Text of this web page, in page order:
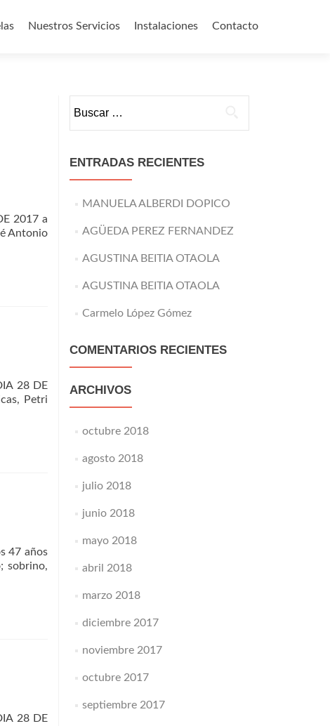
Nuestros Servicios Instalaciones Contacto
2017 a
Antonio
28 DE
Petri
47 años
sobrino,
28 DE
ENTRADAS RECIENTES
MANUELA ALBERDI DOPICO
AGÜEDA PEREZ FERNANDEZ
AGUSTINA BEITIA OTAOLA
AGUSTINA BEITIA OTAOLA
Carmelo López Gómez
COMENTARIOS RECIENTES
ARCHIVOS
octubre 2018
agosto 2018
julio 2018
junio 2018
mayo 2018
abril 2018
marzo 2018
diciembre 2017
noviembre 2017
octubre 2017
septiembre 2017